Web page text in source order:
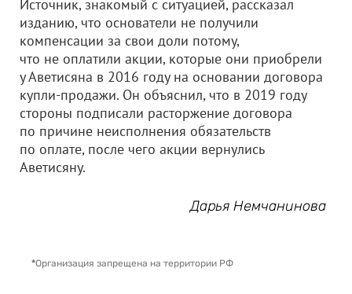
Источник, знакомый с ситуацией, рассказал
изданию, что основатели не получили
компенсации за свои доли потому,
что не оплатили акции, которые они приобрели
у Аветисяна в 2016 году на основании договора
купли-продажи. Он объяснил, что в 2019 году
стороны подписали расторжение договора
по причине неисполнения обязательств
по оплате, после чего акции вернулись
Аветисяну.
Дарья Немчанинова
*Организация запрещена на территории РФ